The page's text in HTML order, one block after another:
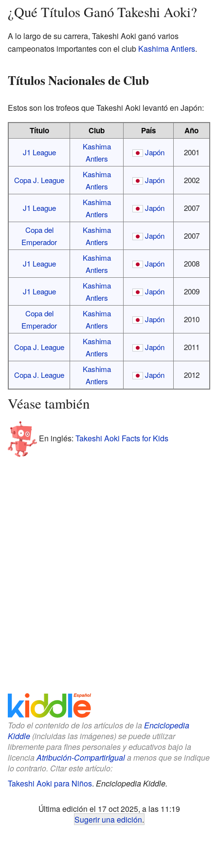
¿Qué Títulos Ganó Takeshi Aoki?
A lo largo de su carrera, Takeshi Aoki ganó varios
campeonatos importantes con el club Kashima Antlers.
Títulos Nacionales de Club
Estos son los trofeos que Takeshi Aoki levantó en Japón:
Título Club País Año
J1 League
Kashima
Antlers
Japón 2001
Copa J. League
Kashima
Antlers
Japón 2002
J1 League
Kashima
Antlers
Japón 2007
Copa del
Emperador
Kashima
Antlers
Japón 2007
J1 League
Kashima
Antlers
Japón 2008
J1 League
Kashima
Antlers
Japón 2009
Copa del
Emperador
Kashima
Antlers
Japón 2010
Copa J. League
Kashima
Antlers
Japón 2011
Copa J. League
Kashima
Antlers
Japón 2012
Véase también
En inglés: Takeshi Aoki Facts for Kids
Todo el contenido de los artículos de la Enciclopedia
Kiddle (incluidas las imágenes) se puede utilizar
libremente para fines personales y educativos bajo la
licenciaAtribución-CompartirIguala menos que se indique
lo contrario. Citar este artículo:
Takeshi Aoki para Niños. Enciclopedia Kiddle.
Última edición el 17 oct 2025, a las 11:19
Sugerir una edición.